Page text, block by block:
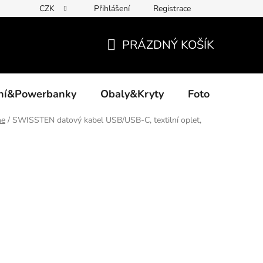
CZK Přihlášení Registrace
KOŠÍK
PRÁZDNÝ KOŠÍK
Obaly&Kryty Foto
/ SWISSTEN datový kabel USB/USB-C, textilní oplet,